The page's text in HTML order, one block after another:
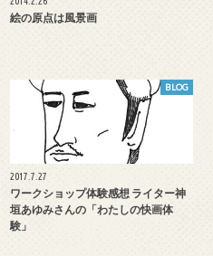
絵の原点は風景画
BLOG
2017.7.27
ワークショップ体験感想 ライター神
垣あゆみさんの「わたしの快画体
験」